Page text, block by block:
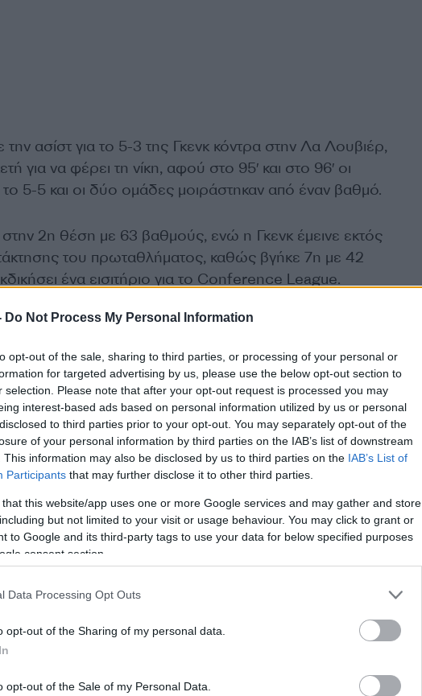
Do Not Process My Personal Information
opt-out of the sale, sharing to third parties, or processing of your personal or
for targeted advertising by us, please use the below opt-out section to
selection. Please note that after your opt-out request is processed you may
interest-based ads based on personal information utilized by us or personal
to third parties prior to your opt-out. You may separately opt-out of the
of your personal information by third parties on the IAB’s list of downstream
This information may also be disclosed by us to third parties on the IAB’s List of
Participants that may further disclose it to other third parties.
that this website/app uses one or more Google services and may gather and store
but not limited to your visit or usage behaviour. You may click to grant or
to Google and its third-party tags to use your data for below specified purposes
consent section.
Data Processing Opt Outs
opt-out of the Sharing of my personal data.
opt-out of the Sale of my Personal Data.
ασίστ για το 5-3 της Γκενκ κόντρα στην Λα Λουβιέρ,
για να φέρει τη νίκη, αφού στο 95′ και στο 96′ οι
5-5 και οι δύο ομάδες μοιράστηκαν από έναν βαθμό.
2η θέση με 63 βαθμούς, ενώ η Γκενκ έμεινε εκτός
του πρωταθλήματος, καθώς βγήκε 7η με 42
ένα εισιτήριο για το Conference League.
Σχολίασε εδώ